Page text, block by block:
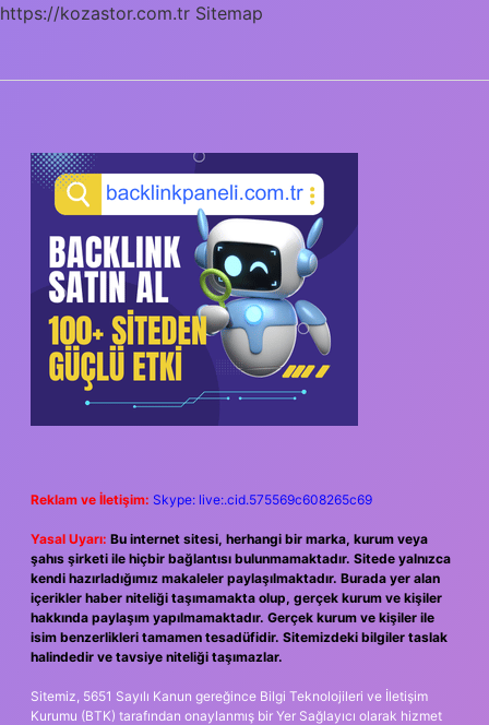
https://kozastor.com.tr Sitemap
SIDEBAR
Reklam ve İletişim: Skype: live:.cid.575569c608265c69
Yasal Uyarı: Bu internet sitesi, herhangi bir marka, kurum veya
şahıs şirketi ile hiçbir bağlantısı bulunmamaktadır. Sitede yalnızca
kendi hazırladığımız makaleler paylaşılmaktadır. Burada yer alan
içerikler haber niteliği taşımamakta olup, gerçek kurum ve kişiler
hakkında paylaşım yapılmamaktadır. Gerçek kurum ve kişiler ile
isim benzerlikleri tamamen tesadüfidir. Sitemizdeki bilgiler taslak
halindedir ve tavsiye niteliği taşımazlar.
Sitemiz, 5651 Sayılı Kanun gereğince Bilgi Teknolojileri ve İletişim
Kurumu (BTK) tarafından onaylanmış bir Yer Sağlayıcı olarak hizmet